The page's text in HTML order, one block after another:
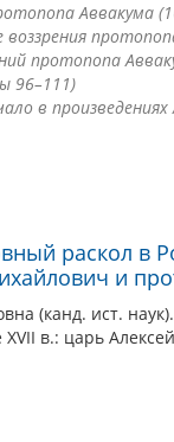
Аввакума
протопопа
96–111)
в
раскол в
и
(канд. ист.
в.: царь